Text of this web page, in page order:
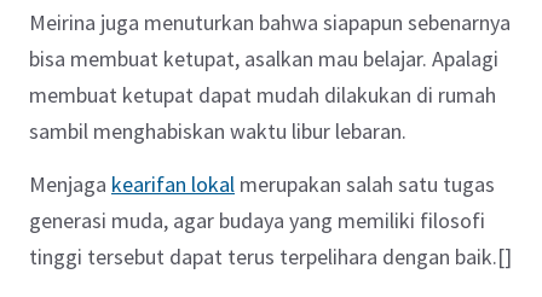
Meirina juga menuturkan bahwa siapapun sebenarnya
bisa membuat ketupat, asalkan mau belajar. Apalagi
membuat ketupat dapat mudah dilakukan di rumah
sambil menghabiskan waktu libur lebaran.
Menjaga kearifan lokal merupakan salah satu tugas
generasi muda, agar budaya yang memiliki filosofi
tinggi tersebut dapat terus terpelihara dengan baik.[]